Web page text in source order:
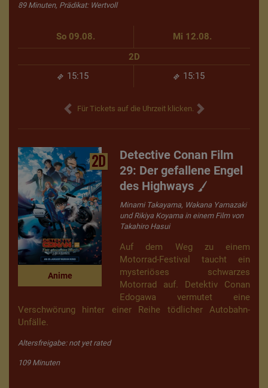
89 Minuten, Prädikat: Wertvoll
So 09.08. Mi 12.08.
15:15 15:15
2D
Für Tickets auf die Uhrzeit klicken.
2D
Anime
Detective Conan Film
29: Der gefallene Engel
des Highways
Minami Takayama, Wakana Yamazaki
und Rikiya Koyama in einem Film von
Takahiro Hasui
Auf dem Weg zu einem
Motorrad-Festival taucht ein
mysteriöses schwarzes
Motorrad auf. Detektiv Conan
Edogawa vermutet eine
Verschwörung hinter einer Reihe tödlicher Autobahn-
Unfälle.
Altersfreigabe: not yet rated
109 Minuten